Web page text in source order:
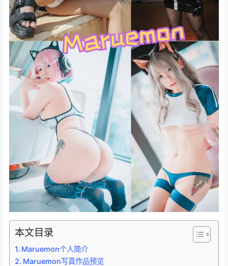
本文目录
Maruemon个人简介
Maruemon写真作品预览